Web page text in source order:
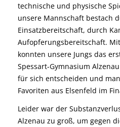
technische und physische
unsere Mannschaft bestach
Einsatzbereitschaft, durch
Aufopferungsbereitschaft.
konnten unsere Jungs das
Spessart-Gymnasium
für sich entscheiden und
Favoriten aus Elsenfeld im
Leider war der
Alzenau zu groß, um gegen